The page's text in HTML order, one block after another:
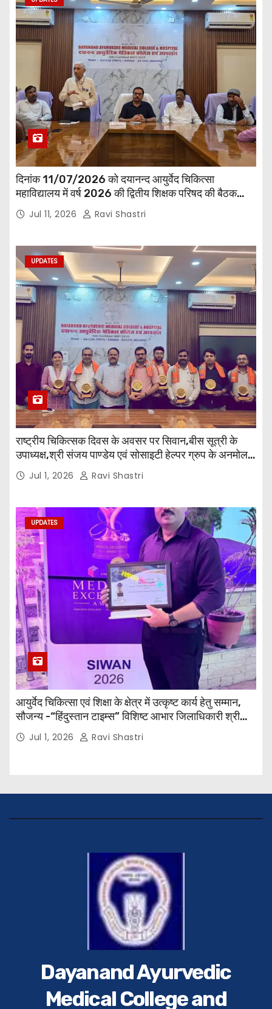
दिनांक 11/07/2026 को दयानन्द आयुर्वेद चिकित्सा
महाविद्यालय में वर्ष 2026 की द्वितीय शिक्षक परिषद की बैठक
प्राचार्य की अध्यक्षता में हुई। बैठक मे महाविद्यालय सभी
विभागाध्यक्ष एवं शिक्षक सम्मिलित हुए।
Jul 11, 2026 Ravi Shastri
UPDATES
राष्ट्रीय चिकित्सक दिवस के अवसर पर सिवान,बीस सूत्री के
उपाध्यक्ष,श्री संजय पाण्डेय एवं सोसाइटी हेल्पर ग्रुप के अनमोल
जी तथा इनर व्हील क्लब की अध्यक्षा श्रीमती आरती अलोक वर्मा
एवं उनकी टीम द्वारा महाविद्यालय के प्राचार्य डॉ. सुधांशु शेखर
Jul 1, 2026 Ravi Shastri
UPDATES
आयुर्वेद चिकित्सा एवं शिक्षा के क्षेत्र में उत्कृष्ट कार्य हेतु सम्मान,
सौजन्य -“हिंदुस्तान टाइम्स” विशिष्ट आभार जिलाधिकारी श्री
विवेक रंजन मैत्रेय (भा०प्र० से०), आरक्षी अधीक्षक श्री पूरन झा
(भा०पु०से०) सिविल सर्जन, सिवान एवं ब्यूरो चीफ श्री नीरज
Jul 1, 2026 Ravi Shastri
Dayanand Ayurvedic
Medical College and